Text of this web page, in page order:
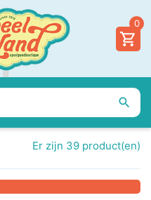
0

Er zijn 39 product(en)